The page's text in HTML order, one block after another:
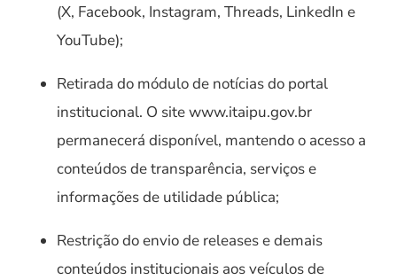
(X, Facebook, Instagram, Threads, LinkedIn e
YouTube);
Retirada do módulo de notícias do portal
institucional. O site www.itaipu.gov.br
permanecerá disponível, mantendo o acesso a
conteúdos de transparência, serviços e
informações de utilidade pública;
Restrição do envio de releases e demais
conteúdos institucionais aos veículos de